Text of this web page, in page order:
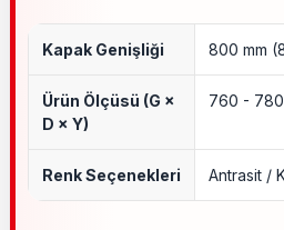
Kapak Genişliği 800 mm
Ürün Ölçüsü (G ×
D × Y)
760 - 780
Renk Seçenekleri Antrasit /